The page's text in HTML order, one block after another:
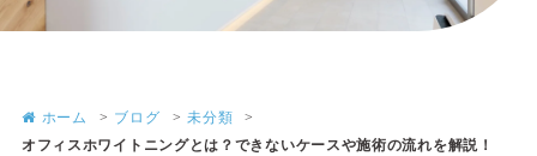
ホーム ブログ 未分類
オフィスホワイトニングとは？できないケースや施術の流れを解説！